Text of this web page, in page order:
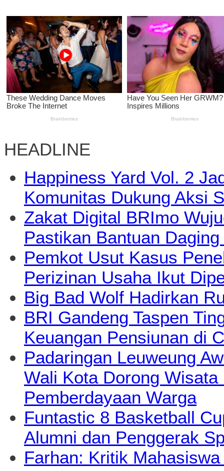
HEADLINE
Happiness Yard Vol. 2
Komunitas Dukung Aksi
Zakat Digital BRImo
Pastikan Bantuan
Pemkot Usut Kasus
Perizinan Usaha Ikut
Big Bad Wolf Hadirkan
BRI Gandeng Taspen
Keuangan Pensiunan di
Padaringan Leuweung
Wali Kota Dorong
Pemberdayaan Warga
Funtastic 8 Basketball
Alumni dan Penggerak
Farhan: Kritik